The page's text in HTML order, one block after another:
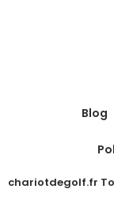
chariotdegolf.fr
Blog